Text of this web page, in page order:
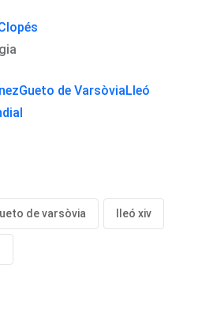
Gueto de VarsòviaLleó
de varsòvia lleó xiv